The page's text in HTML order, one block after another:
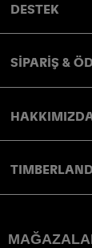
DESTEK
SİPARİŞ &